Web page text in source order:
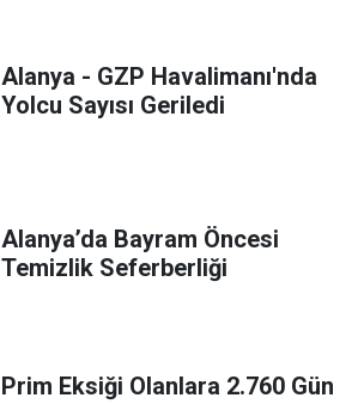
Alanya - GZP Havalimanı'nda
Yolcu Sayısı Geriledi
Alanya’da Bayram Öncesi
Temizlik Seferberliği
Prim Eksiği Olanlara 2.760 Gün